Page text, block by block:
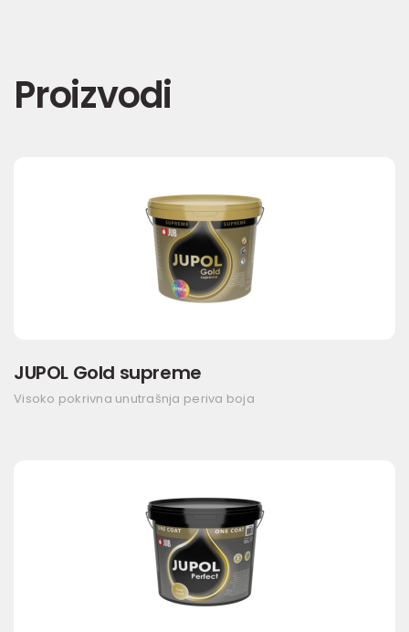
Proizvodi
JUPOL Gold supreme
Visoko pokrivna unutrašnja periva boja